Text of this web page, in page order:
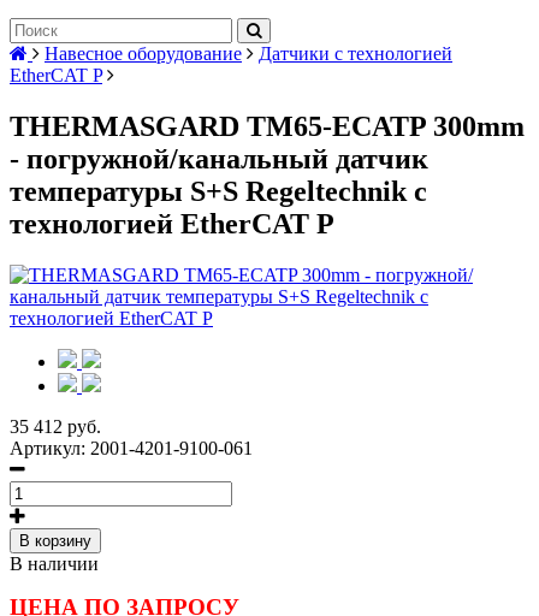
Навесное оборудование
Датчики с технологией
EtherCAT P
THERMASGARD TM65-ECATP 300mm
- погружной/канальный датчик
температуры S+S Regeltechnik с
технологией EtherCAT P
35 412 руб.
Артикул: 2001-4201-9100-061
В корзину
В наличии
ЦЕНА ПО ЗАПРОСУ